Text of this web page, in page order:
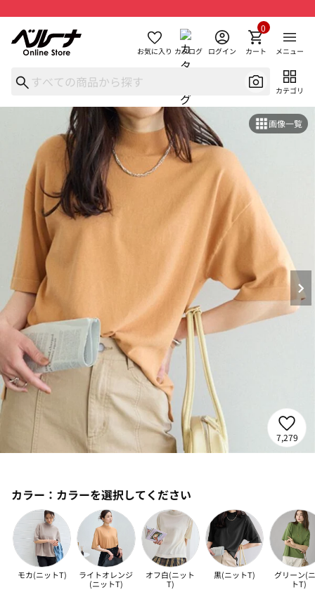
お気に入り カタログ ログイン カート
0
メニュー
カテゴリ
画像一覧
7,279
カラー： カラーを選択してください
モカ(ニットT)
ライトオレンジ
(ニットT)
オフ白(ニット
T)
黒(ニットT)
グリーン(
トT)